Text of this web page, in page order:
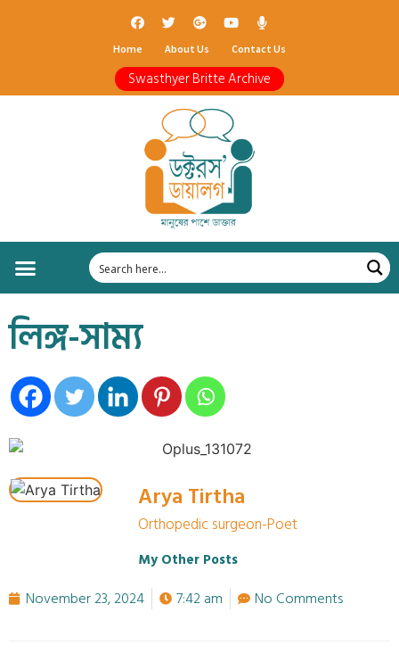
Home About Us Contact Us
Swasthyer Britte Archive
লিঙ্গ-সাম‍্য
Arya Tirtha
Orthopedic surgeon-Poet
My Other Posts
November 23, 2024 7:42 am No Comments